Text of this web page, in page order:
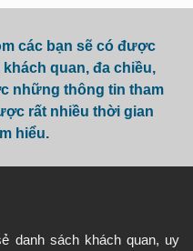
các bạn sẽ có được
quan, đa chiều,
những thông tin tham
rất nhiều thời gian
hiểu.
danh sách khách quan, uy